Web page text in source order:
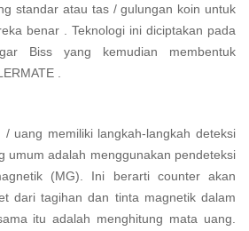
standar atau tas / gulungan koin untuk
benar . Teknologi ini diciptakan pada
Biss yang kemudian membentuk
.
/ uang memiliki langkah-langkah deteksi
umum adalah menggunakan pendeteksi
(MG). Ini berarti counter akan
dari tagihan dan tinta magnetik dalam
itu adalah menghitung mata uang.